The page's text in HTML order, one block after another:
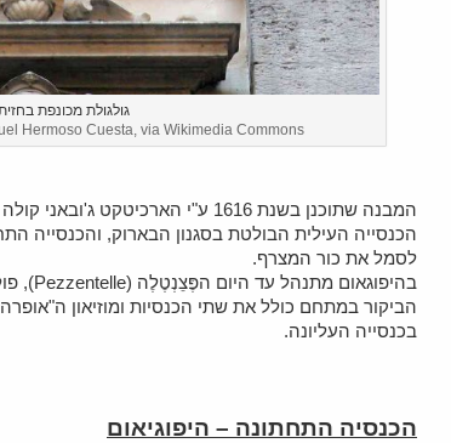
גולגולת מכונפת
Hermoso Cuesta, via Wikimedia Commons
המבנה שתוכנן בשנת 1616 ע"י הארכיטקט ג'ובאני קולה די פרנקו, נבנה בשני מפלסים:
הכנסייה העילית הבולטת בסגנון הבארוק, והכנסייה
לסמל את כור המצרף.
בהיפוגאום מתנהל עד היום הפֶּצֵנְטֶלֶה (Pezzentelle), פולחנן של נשמות האומללים.
הביקור במתחם כולל את שתי הכנסיות ומוזיאון
בכנסייה העליונה.
הכנסיה התחתונה – היפוגיאום